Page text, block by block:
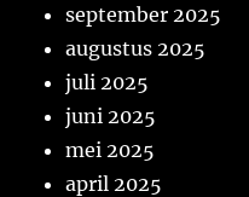
september 2025
augustus 2025
juli 2025
juni 2025
mei 2025
april 2025